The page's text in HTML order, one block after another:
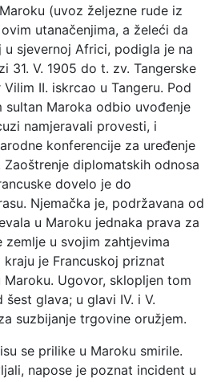
(uvoz željezne rude iz
utanačenjima, a želeći da
sjevernoj Africi, podigla je na
31. V. 1905 do t. zv. Tangerske
II. iskrcao u Tangeru. Pod
sultan Maroka odbio uvođenje
namjeravali provesti, i
konferencije za uređenje
diplomatskih odnosa
dovelo je do
Njemačka je, podržavana od
u Maroku jednaka prava za
zemlje u svojim zahtjevima
je Francuskoj priznat
Ugovor, sklopljen tom
glava; u glavi IV. i V.
suzbijanje trgovine oružjem.
se prilike u Maroku smirile.
napose je poznat incident u